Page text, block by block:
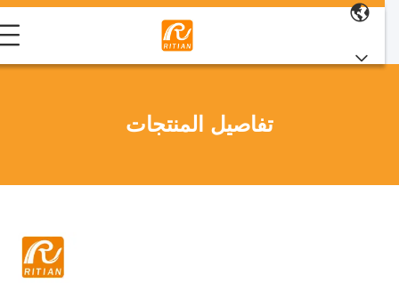
تفاصيل المنتجات